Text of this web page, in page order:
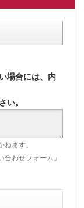
場合には、内
い。
ます。
わせフォーム」